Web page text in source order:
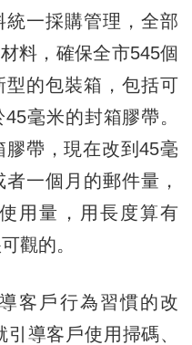
一採購管理，全部
料，確保全市545個
的包裝箱，包括可
毫米的封箱膠帶。
帶，現在改到45毫
一個月的郵件量，
用量，用長度算有
觀的。
戶行為習慣的改
導客戶使用掃碼、